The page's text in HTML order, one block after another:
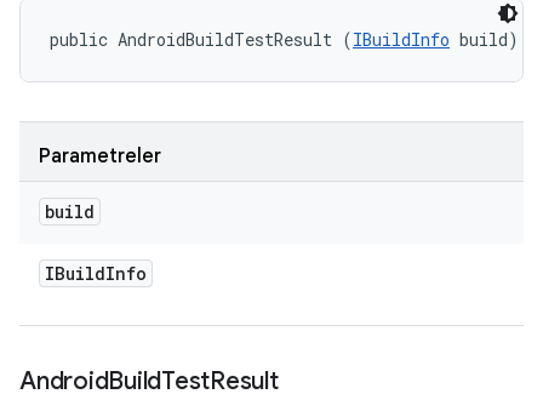
public AndroidBuildTestResult (IBuildInfo build)
Parametreler
build
IBuildInfo
AndroidBuildTestResult